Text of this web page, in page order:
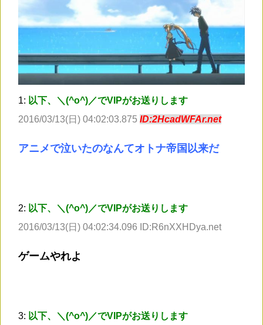
1: 以下、＼(^o^)／でVIPがお送りします
2016/03/13(日) 04:02:03.875 ID:2HcadWFAr.net
アニメで泣いたのなんてオトナ帝国以来だ
2: 以下、＼(^o^)／でVIPがお送りします
2016/03/13(日) 04:02:34.096 ID:R6nXXHDya.net
ゲームやれよ
3: 以下、＼(^o^)／でVIPがお送りします